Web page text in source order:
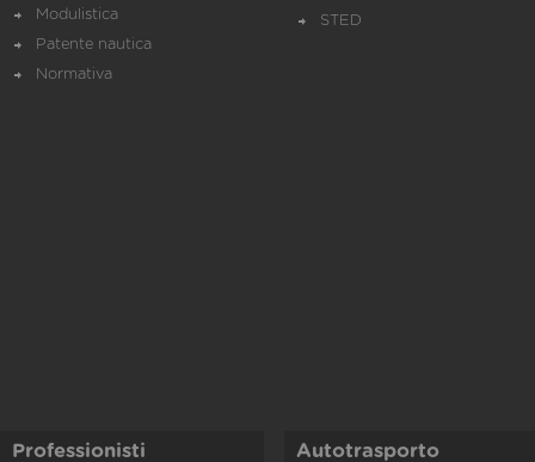
Modulistica
Patente nautica
Normativa
STED
Professionisti Autotrasporto